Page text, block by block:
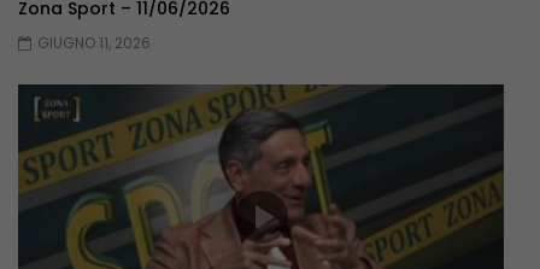
Zona Sport – 11/06/2026
GIUGNO 11, 2026